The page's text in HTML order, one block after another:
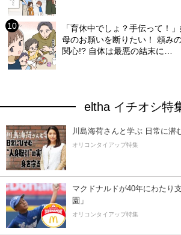
「育休中でしょ？手伝って！
母のお願いを断りたい！ 頼み
関心!? 自体は最悪の結末に…
eltha イチオシ特
川島海荷さんと学ぶ 日常に潜
オリコンタイアップ特集
マクドナルドが40年にわたり
園」
オリコンタイアップ特集